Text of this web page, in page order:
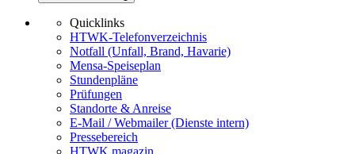
Quicklinks
HTWK-Telefonverzeichnis
Notfall (Unfall, Brand, Havarie)
Mensa-Speiseplan
Stundenpläne
Prüfungen
Standorte & Anreise
E-Mail / Webmailer (Dienste intern)
Pressebereich